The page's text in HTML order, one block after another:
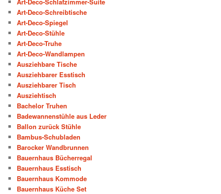
Art-Deco-Schreibtische
Art-Deco-Spiegel
Art-Deco-Stühle
Art-Deco-Truhe
Art-Deco-Wandlampen
Ausziehbare Tische
Ausziehbarer Esstisch
Ausziehbarer Tisch
Ausziehtisch
Bachelor Truhen
Badewannenstühle aus Leder
Ballon zurück Stühle
Bambus-Schubladen
Barocker Wandbrunnen
Bauernhaus Bücherregal
Bauernhaus Esstisch
Bauernhaus Kommode
Bauernhaus Küche Set